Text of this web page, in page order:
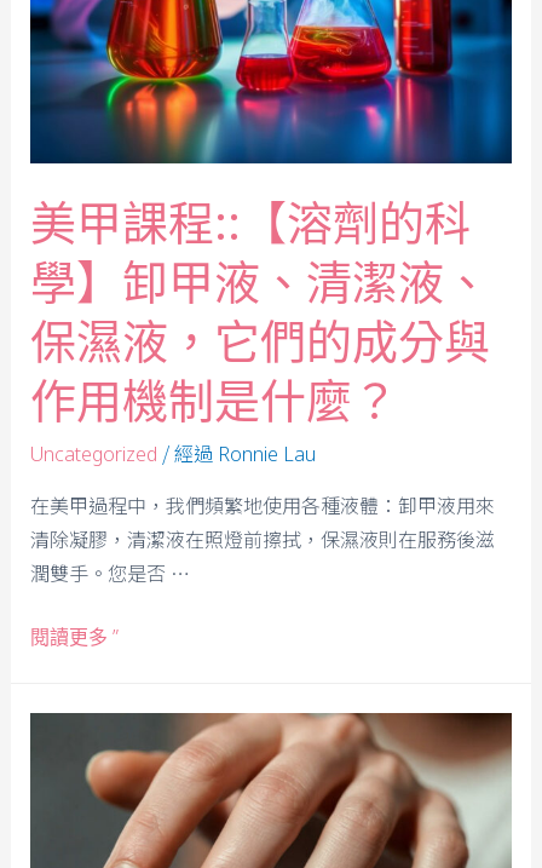
美甲課程::【溶劑的科
學】卸甲液、清潔液、
保濕液，它們的成分與
作用機制是什麼？
Uncategorized / 經過 Ronnie Lau
在美甲過程中，我們頻繁地使用各種液體：卸甲液用來
清除凝膠，清潔液在照燈前擦拭，保濕液則在服務後滋
潤雙手。您是否 …
閱讀更多 ”